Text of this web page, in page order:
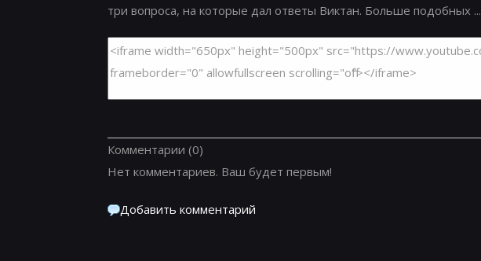
три вопроса, на которые дал ответы Виктан. Больше подобных ...
Комментарии (0)
Нет комментариев. Ваш будет первым!
Добавить комментарий